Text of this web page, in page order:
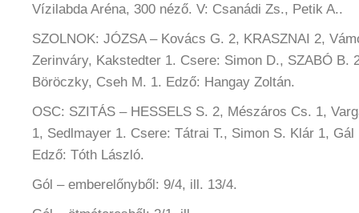
Vízilabda Aréna, 300 néző. V: Csanádi Zs., Petik A..
SZOLNOK: JÓZSA – Kovács G. 2, KRASZNAI 2,
Zerinváry, Kakstedter 1. Csere: Simon D., SZABÓ B.
Böröczky, Cseh M. 1. Edző: Hangay Zoltán.
OSC: SZITÁS – HESSELS S. 2, Mészáros Cs. 1,
1, Sedlmayer 1. Csere: Tátrai T., Simon S. Klár 1,
Edző: Tóth László.
Gól – emberelőnyből: 9/4, ill. 13/4.